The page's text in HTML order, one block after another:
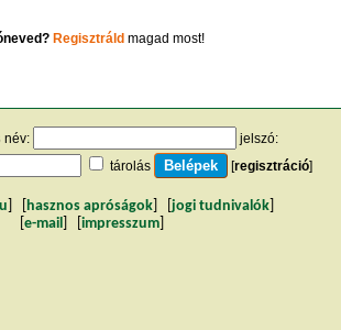
Regisztráldmagad most!
név:
jelszó:
tárolás
[regisztráció]
hasznos apróságok jogi tudnivalók
e-mail impresszum]